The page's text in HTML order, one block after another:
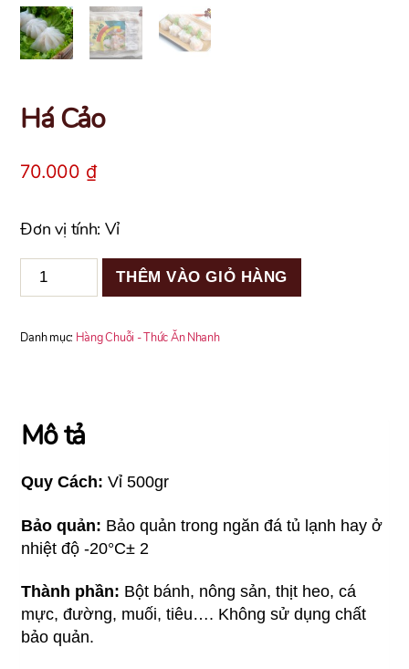
Há Cảo
70.000 ₫
Đơn vị tính: Vỉ
Cảo
lượng
THÊM VÀO GIỎ HÀNG
Danh mục: Hàng Chuỗi - Thức Ăn Nhanh
Mô tả
Quy Cách: Vỉ 500gr
Bảo quản: Bảo quản trong ngăn đá tủ lạnh hay ở
nhiệt độ -20°C± 2
Thành phần: Bột bánh, nông sản, thịt heo, cá
mực, đường, muối, tiêu…. Không sử dụng chất
bảo quản.